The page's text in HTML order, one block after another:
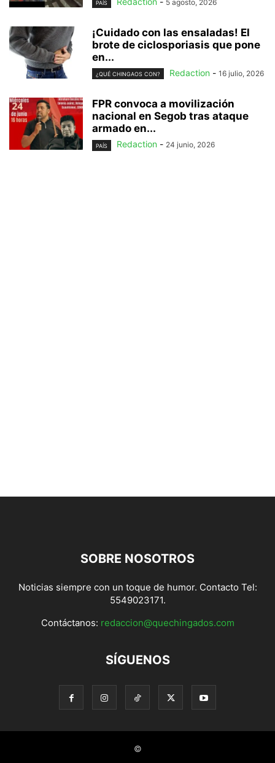
PAÍS 5 agosto, 2026
¡Cuidado con las ensaladas! El
brote de ciclosporiasis que pone
en...
¿QUÉ CHINGAOS CON? Redaction - 16 julio, 2026
FPR convoca a movilización
nacional en Segob tras ataque
armado en...
PAÍS Redaction - 24 junio, 2026
SOBRE NOSOTROS
Noticias siempre con un toque de humor. Contacto Tel:
5549023171.
Contáctanos: redaccion@quechingados.com
SÍGUENOS
©